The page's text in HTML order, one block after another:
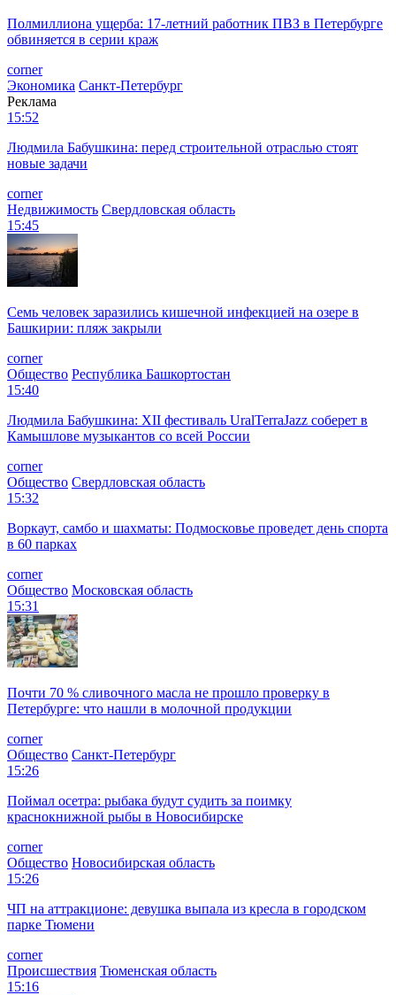
Полмиллиона ущерба: 17-летний работник ПВЗ в Петербурге
обвиняется в серии краж
corner
Экономика Санкт-Петербург
Реклама
15:52
Людмила Бабушкина: перед строительной отраслью стоят
новые задачи
corner
Недвижимость Свердловская область
15:45
Семь человек заразились кишечной инфекцией на озере в
Башкирии: пляж закрыли
corner
Общество Республика Башкортостан
15:40
Людмила Бабушкина: XII фестиваль UralTerraJazz соберет в
Камышлове музыкантов со всей России
corner
Общество Свердловская область
15:32
Воркаут, самбо и шахматы: Подмосковье проведет день спорта
в 60 парках
corner
Общество Московская область
15:31
Почти 70 % сливочного масла не прошло проверку в
Петербурге: что нашли в молочной продукции
corner
Общество Санкт-Петербург
15:26
Поймал осетра: рыбака будут судить за поимку
краснокнижной рыбы в Новосибирске
corner
Общество Новосибирская область
15:26
ЧП на аттракционе: девушка выпала из кресла в городском
парке Тюмени
corner
Происшествия Тюменская область
15:16